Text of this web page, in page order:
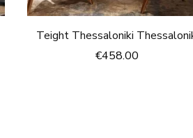
Teight Thessaloniki
€458.00